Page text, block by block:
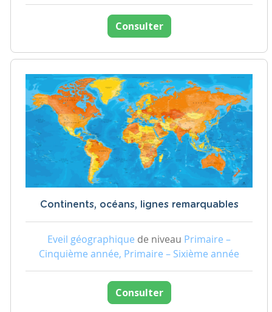
Consulter
Continents, océans, lignes remarquables
Eveil géographique de niveau Primaire –
Cinquième année, Primaire – Sixième année
Consulter